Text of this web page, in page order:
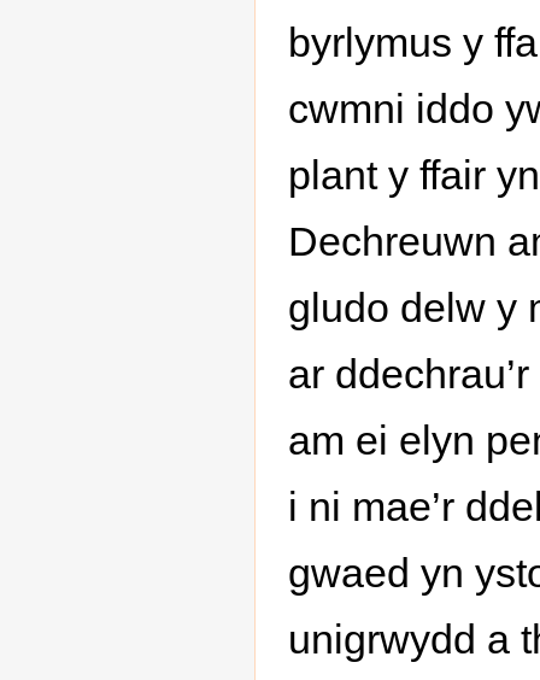
byrlymus y
cwmni iddo
plant y ffair
Dechreuwn
gludo delw y
ar
am ei elyn
i ni mae’r
gwaed yn
unigrwydd a